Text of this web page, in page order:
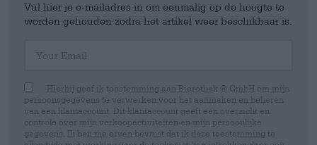
Vul hier je e-mailadres in om eenmalig op de hoogte te
worden gehouden zodra het artikel weer beschikbaar is.
Hierbij geef ik toestemming aan Bierothek ® GmbH om mijn
persoonsgegevens te verwerken voor het aanmaken en beheren
van een klantaccount. Dit klantaccount geeft een overzicht en
controle over mijn verkoopactiviteiten en mijn persoonlijke
gegevens. Ik ben me ervan bewust dat ik deze toestemming te